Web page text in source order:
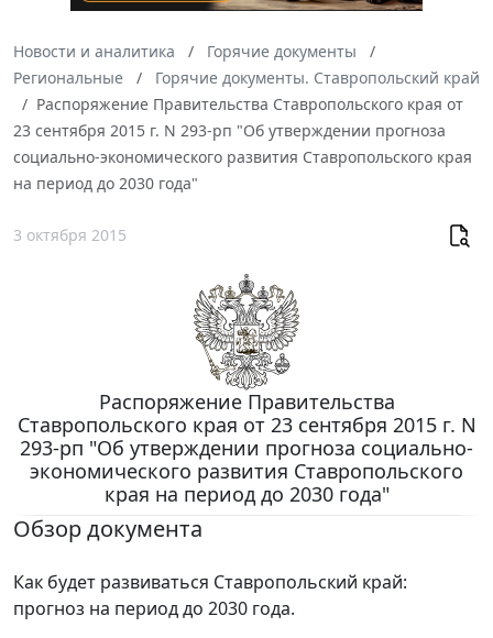
Новости и аналитика
Горячие документы
Региональные
Горячие документы. Ставропольский край
Распоряжение Правительства Ставропольского края от
23 сентября 2015 г. N 293-рп "Об утверждении прогноза
социально-экономического развития Ставропольского края
на период до 2030 года"
3 октября 2015
Распоряжение Правительства
Ставропольского края от 23 сентября 2015 г. N
293-рп "Об утверждении прогноза социально-
экономического развития Ставропольского
края на период до 2030 года"
Обзор документа
Как будет развиваться Ставропольский край:
прогноз на период до 2030 года.